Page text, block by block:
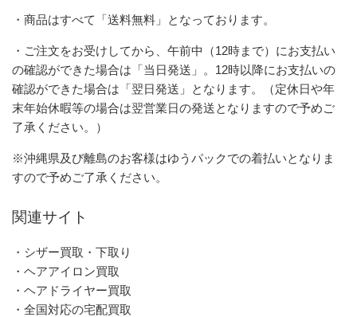
・商品はすべて「送料無料」となっております。
・ご注文をお受けしてから、午前中（12時まで）にお支払い
の確認ができた場合は「当日発送」。12時以降にお支払いの
確認ができた場合は「翌日発送」となります。（定休日や年
末年始休暇等の場合は翌営業日の発送となりますので予めご
了承ください。）
※沖縄県及び離島のお客様はゆうパックでの着払いとなりま
すので予めご了承ください。
関連サイト
・シザー買取・下取り
・ヘアアイロン買取
・ヘアドライヤー買取
・全国対応の宅配買取